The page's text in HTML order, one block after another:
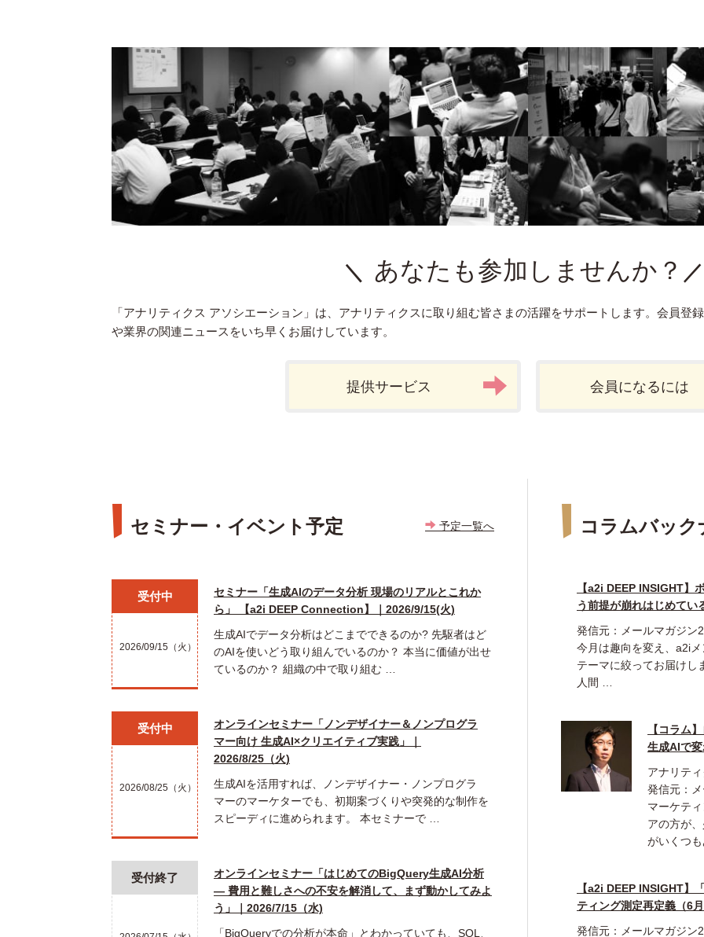
あなたも参加しませんか？
「アナリティクス アソシエーション」は、アナリティクスに取り組む皆さまの活躍をサポートします。会員登
や業界の関連ニュースをいち早くお届けしています。
提供サービス 会員になるには
セミナー・イベント予定
受付中
2026/09/15（火）
セミナー「生成AIのデータ分析 現場のリアルとこれか
ら」 【a2i DEEP Connection】｜2026/9/15(火)
生成AIでデータ分析はどこまでできるのか? 先駆者はど
のAIを使いどう取り組んでいるのか？ 本当に価値が出せ
ているのか？ 組織の中で取り組む …
受付中
2026/08/25（火）
オンラインセミナー「ノンデザイナー＆ノンプログラ
マー向け 生成AI×クリエイティブ実践」｜
2026/8/25（火)
生成AIを活用すれば、ノンデザイナー・ノンプログラ
マーのマーケターでも、初期案づくりや突発的な制作を
スピーディに進められます。 本セミナーで …
受付終了
オンラインセミナー「はじめてのBigQuery生成AI分析
― 費用と難しさへの不安を解消して、まず動かしてみよ
う」｜2026/7/15（水)
「BigQueryでの分析が本命」とわかっていても、SQL、
予定一覧へ コラムバック
【a2i DEEP INSIGHT】
う前提が崩れはじめてい
発信元：メールマガジン
今月は趣向を変え、a2i
テーマに絞ってお届けし
人間 …
【コラム
生成AIで
アナリテ
発信元：
マーケテ
アの方が
がいくつ
【a2i DEEP INSIGHT】
ティング測定再定義（6
発信元：メールマガジン